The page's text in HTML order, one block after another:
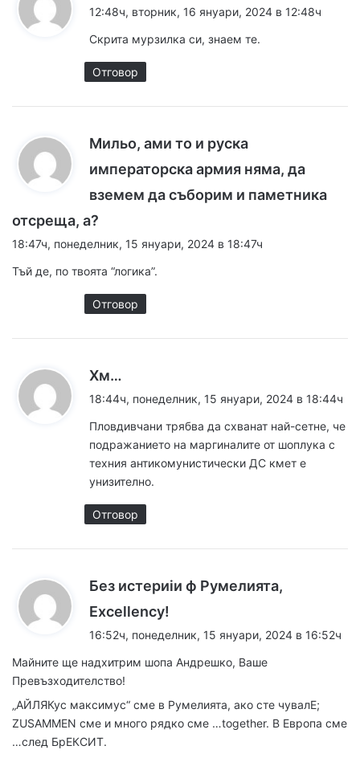
12:48ч, вторник, 16 януари, 2024 в 12:48ч
Скрита мурзилка си, знаем те.
Отговор
Мильо, ами то и руска
императорска армия няма, да
вземем да съборим и паметника
отсреща, а?
а
а
:
18:47ч, понеделник, 15 януари, 2024 в 18:47ч
Тъй де, по твоята “логика”.
Отговор
Хм…
а
а
18:44ч, понеделник, 15 януари, 2024 в 18:44ч
Пловдивчани трябва да схванат най-сетне, че
подражанието на маргиналите от шоплука с
техния антикомунистически ДС кмет е
унизително.
Отговор
Без истериiи ф Румелията,
Excellency!
а
а
16:52ч, понеделник, 15 януари, 2024 в 16:52ч
Майните ще надхитрим шопа Андрешко, Ваше
Превъзходителство!
„АЙЛЯКус максимус“ сме в Румелията, ако сте чувалЕ;
ZUSAMMEN сме и много рядко сме …together. В Европа сме
…след БрЕКСИТ.